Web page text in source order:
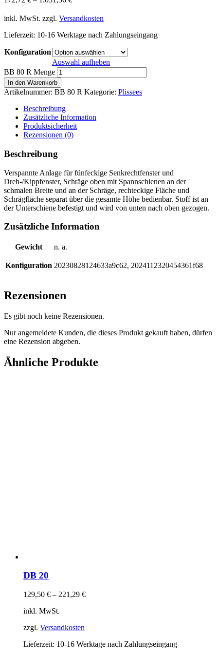
inkl. MwSt. zzgl. Versandkosten
Lieferzeit: 10-16 Werktage nach Zahlungseingang
Konfiguration
Auswahl aufheben
BB 80 R Menge
In den Warenkorb
Artikelnummer: BB 80 R Kategorie: Plissees
Beschreibung
Zusätzliche Information
Produktsicherheit
Rezensionen (0)
Beschreibung
Verspannte Anlage für fünfeckige Senkrechtfenster und
Dreh-/Kippfenster, Schräge oben mit Spannschienen an der
schmalen Breite und an der Schräge, rechteckige Fläche und
Schrägfläche separat über die gesamte Höhe bedienbar. Stoff ist an
der Unterschiene befestigt und wird von unten nach oben gezogen.
Zusätzliche Information
Gewicht n. a.
Konfiguration 20230828124633a9c62, 2024112320454361f68
Rezensionen
Es gibt noch keine Rezensionen.
Nur angemeldete Kunden, die dieses Produkt gekauft haben, dürfen
eine Rezension abgeben.
Ähnliche Produkte
DB 20
129,50 € – 221,29 €
inkl. MwSt.
zzgl. Versandkosten
Lieferzeit: 10-16 Werktage nach Zahlungseingang